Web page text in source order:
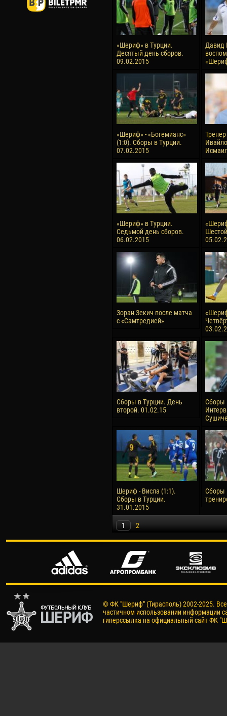
«Шериф» в Турции.
Десятый день сборов.
09.02.2015
Давид
«Шериф» - «Богемианс»
(1:0). Сборы в Турции.
07.02.2015
«Шериф» в Турции.
Седьмой день сборов.
06.02.2015
Зоран Зекич после матча
с «Самтредией»
Сборы в Турции. День
второй. 01.02.15
Сборы
Шериф - Висла (1:1).
Сборы в Турции.
31.01.2015
Сборы
1 2
© ФК "Шериф" (Тирасполь) 2002-2025.
частичном использовании информации
гиперссылка на официальный сайт ФК